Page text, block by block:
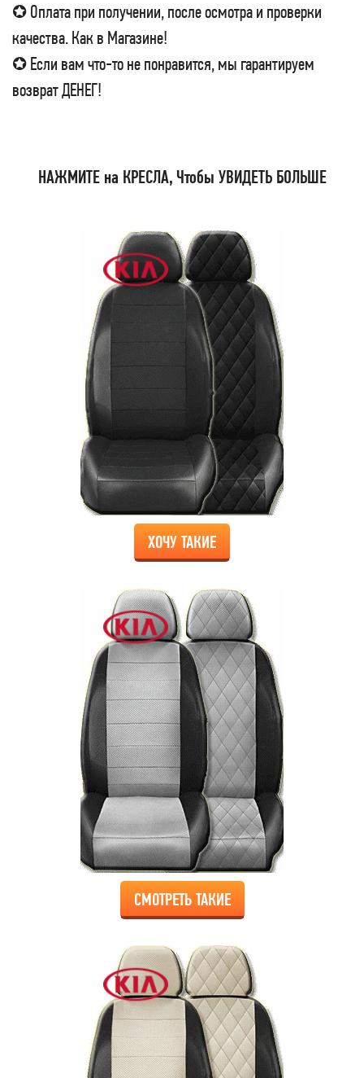
✪ Оплата при получении, после осмотра и проверки
качества. Как в Магазине!
✪ Если вам что-то не понравится, мы гарантируем
возврат ДЕНЕГ!
НАЖМИТЕ на КРЕСЛА, Чтобы УВИДЕТЬ БОЛЬШЕ
ХОЧУ ТАКИЕ
СМОТРЕТЬ ТАКИЕ